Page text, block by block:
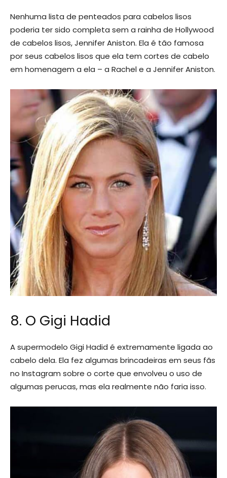
Nenhuma lista de penteados para cabelos lisos
poderia ter sido completa sem a rainha de Hollywood
de cabelos lisos, Jennifer Aniston. Ela é tão famosa
por seus cabelos lisos que ela tem cortes de cabelo
em homenagem a ela – a Rachel e a Jennifer Aniston.
8. O Gigi Hadid
A supermodelo Gigi Hadid é extremamente ligada ao
cabelo dela. Ela fez algumas brincadeiras em seus fãs
no Instagram sobre o corte que envolveu o uso de
algumas perucas, mas ela realmente não faria isso.